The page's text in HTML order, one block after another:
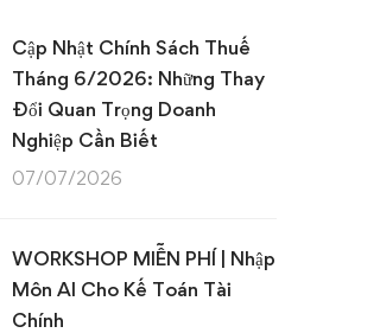
Cập Nhật Chính Sách Thuế
Tháng 6/2026: Những Thay
Đổi Quan Trọng Doanh
Nghiệp Cần Biết
07/07/2026
WORKSHOP MIỄN PHÍ | Nhập
Môn AI Cho Kế Toán Tài
Chính